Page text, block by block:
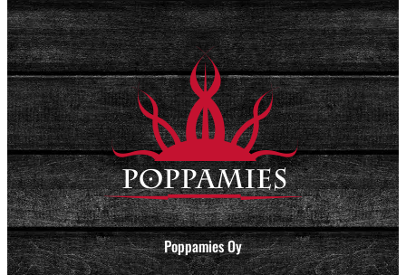
Poppamies Oy